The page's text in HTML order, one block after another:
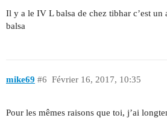
Il y a le IV L balsa de chez tibhar c’est un
balsa
mike69 Février 16, 2017, 10:35
#6
Pour les mêmes raisons que toi, j’ai